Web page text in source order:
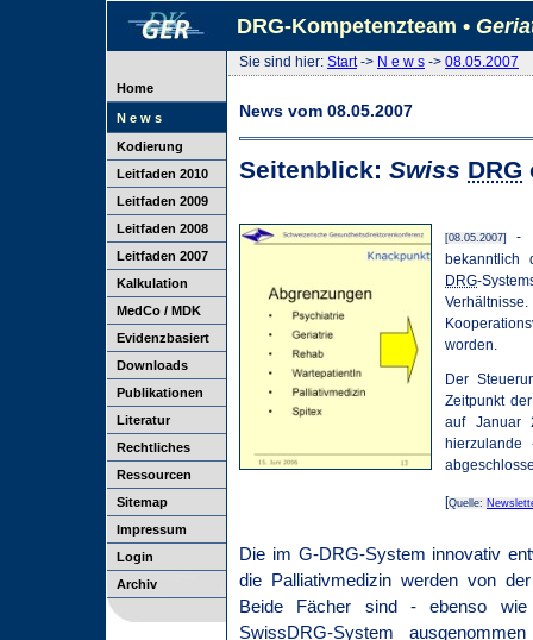
DRG-Kompetenzteam •
Home
N e w s
Kodierung
Leitfaden 2010
Leitfaden 2009
Leitfaden 2008
Leitfaden 2007
Kalkulation
MedCo / MDK
Evidenzbasiert
Downloads
Publikationen
Literatur
Rechtliches
Ressourcen
Sitemap
Impressum
Login
Archiv
Sie sind hier: Start-> N e w s -> 08.05.2007
News vom 08.05.2007
Seitenblick: Swiss DRG
[08.05.2007]
-
bekanntlich
DRG-
worden.
Der
Zeitpunkt
auf Januar
hierzulande
[Quelle:
Die im G-DRG-System innovativ
die Palliativmedizin werden von
Beide Fächer sind - ebenso
SwissDRG-System